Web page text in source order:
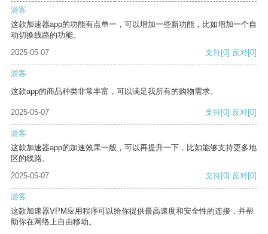
游客
这款加速器app的功能有点单一，可以增加一些新功能，比如增加一个自
动切换线路的功能。
2025-05-07
支持[0] 反对[0]
游客
这款app的商品种类非常丰富，可以满足我所有的购物需求。
2025-05-07 支持[0] 反对[0]
游客
这款加速器app的加速效果一般，可以再提升一下，比如能够支持更多地
区的线路。
2025-05-07
支持[0] 反对[0]
游客
这款加速器VPM应用程序可以给你提供最高速度和安全性的连接，并帮
助你在网络上自由移动。